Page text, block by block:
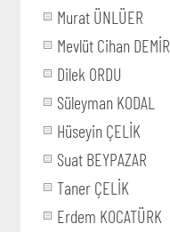
Murat ÜNLÜER
Mevlüt Cihan DEMİR
Dilek ORDU
Süleyman KODAL
Hüseyin ÇELİK
Suat BEYPAZAR
Taner ÇELİK
Erdem KOCATÜRK